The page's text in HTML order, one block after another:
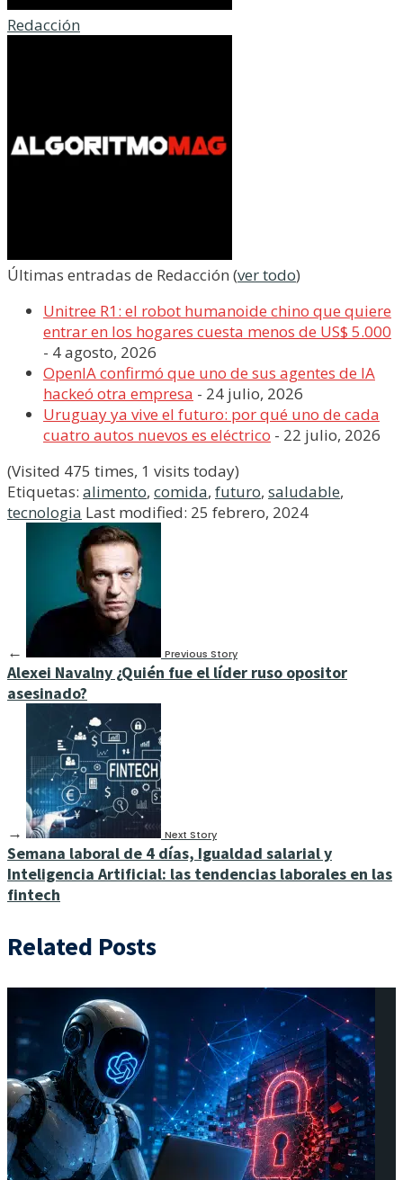
Redacción
Últimas entradas de Redacción (ver todo)
Unitree R1: el robot humanoide chino que quiere
entrar en los hogares cuesta menos de US$ 5.000
- 4 agosto, 2026
OpenIA confirmó que uno de sus agentes de IA
hackeó otra empresa - 24 julio, 2026
Uruguay ya vive el futuro: por qué uno de cada
cuatro autos nuevos es eléctrico - 22 julio, 2026
(Visited 475 times, 1 visits today)
Etiquetas: alimento, comida, futuro, saludable,
tecnologia Last modified: 25 febrero, 2024
← Previous Story
Alexei Navalny ¿Quién fue el líder ruso opositor
asesinado?
→ Next Story
Semana laboral de 4 días, Igualdad salarial y
Inteligencia Artificial: las tendencias laborales en las
fintech
Related Posts